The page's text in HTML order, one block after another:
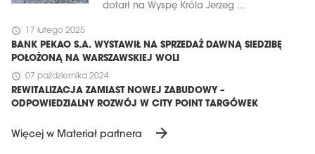
dotarł na Wyspę Króla Jerzeg ...
schedule 17 lutego 2025
BANK PEKAO S.A. WYSTAWIŁ NA SPRZEDAŻ DAWNĄ SIEDZIBĘ
POŁOŻONĄ NA WARSZAWSKIEJ WOLI
schedule 07 października 2024
REWITALIZACJA ZAMIAST NOWEJ ZABUDOWY –
ODPOWIEDZIALNY ROZWÓJ W CITY POINT TARGÓWEK
Więcej w Materiał partnera arrow_forward